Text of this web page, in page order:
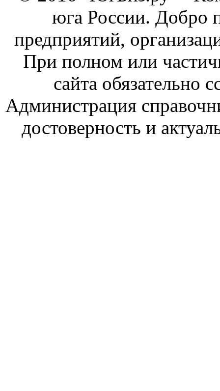
юга России. Добро
предприятий,
При полном или
сайта обязательно
Администрация
достоверность и